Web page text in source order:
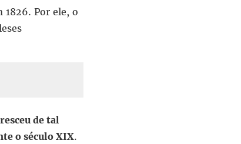
1826. Por ele, o
de tal
o século XIX.